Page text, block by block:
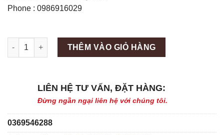
Phone : 0986916029
Máy làm đá viên Scotsman NW458AS số lượng
THÊM VÀO GIỎ HÀNG
LIÊN HỆ TƯ VẤN, ĐẶT HÀNG:
Đừng ngần ngại liên hệ với chúng tôi.
0369546288